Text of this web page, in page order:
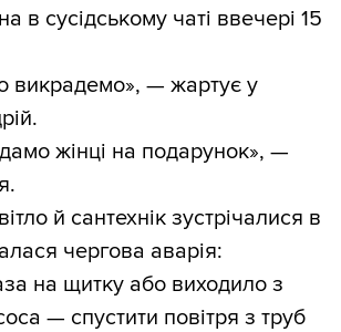
сусідському чаті ввечері 15
викрадемо», — жартує у
жінці на подарунок», —
й сантехнік зустрічалися в
чергова аварія:
на щитку або виходило з
— спустити повітря з труб